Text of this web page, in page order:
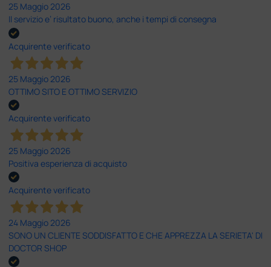
25 Maggio 2026
Il servizio e’ risultato buono, anche i tempi di consegna
Acquirente verificato
25 Maggio 2026
OTTIMO SITO E OTTIMO SERVIZIO
Acquirente verificato
25 Maggio 2026
Positiva esperienza di acquisto
Acquirente verificato
24 Maggio 2026
SONO UN CLIENTE SODDISFATTO E CHE APPREZZA LA SERIETA' DI
DOCTOR SHOP